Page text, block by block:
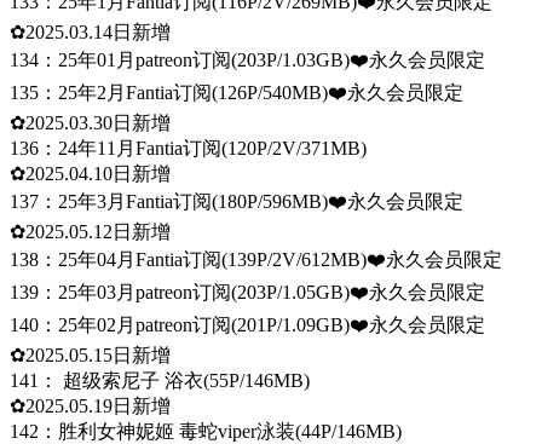
✿2025.03.14日新增
134：25年01月patreon订阅(203P/1.03GB)❤️永久会员限定
135：25年2月Fantia订阅(126P/540MB)❤️永久会员限定
✿2025.03.30日新增
136：24年11月Fantia订阅(120P/2V/371MB)
✿2025.04.10日新增
137：25年3月Fantia订阅(180P/596MB)❤️永久会员限定
✿2025.05.12日新增
138：25年04月Fantia订阅(139P/2V/612MB)❤️永久会员限定
139：25年03月patreon订阅(203P/1.05GB)❤️永久会员限定
140：25年02月patreon订阅(201P/1.09GB)❤️永久会员限定
✿2025.05.15日新增
141： 超级索尼子 浴衣(55P/146MB)
✿2025.05.19日新增
142：胜利女神妮姬 毒蛇viper泳装(44P/146MB)